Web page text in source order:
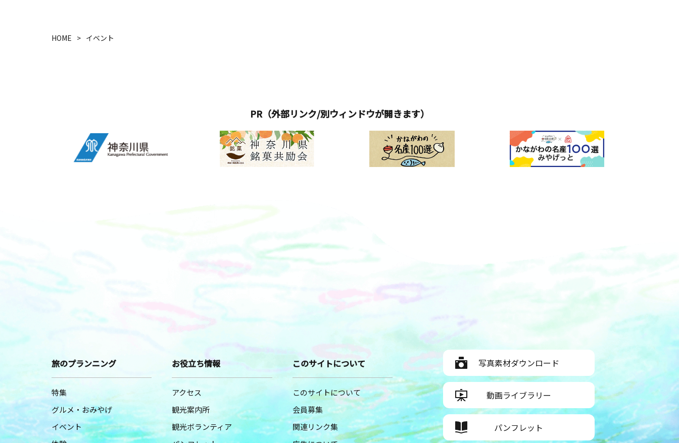
HOME イベント
PR（外部リンク/別ウィンドウが開きます）
旅のプランニング
特集
グルメ・おみやげ
イベント
お役立ち情報
アクセス
観光案内所
観光ボランティア
このサイトについて
このサイトについて
会員募集
関連リンク集
写真素材ダウンロード
動画ライブラリー
パンフレット